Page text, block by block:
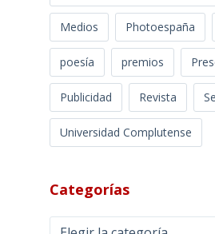
Medios Photoespaña
poesía premios
Publicidad Revista
Universidad Complutense
Categorías
Categorías